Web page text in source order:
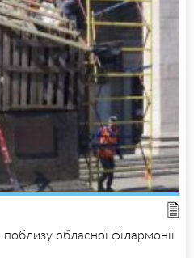
обласної філармонії